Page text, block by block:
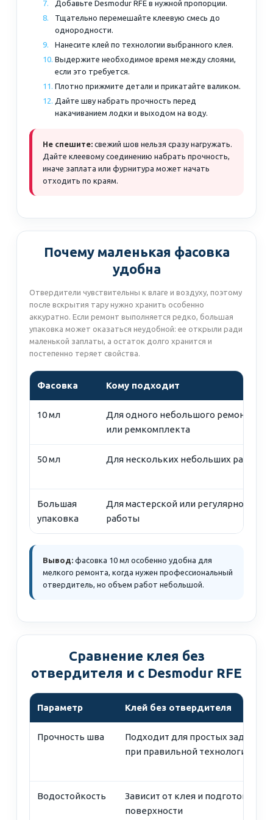
Добавьте Desmodur RFE в нужной пропорции.
Тщательно перемешайте клеевую смесь до
однородности.
Нанесите клей по технологии выбранного клея.
Выдержите необходимое время между слоями,
если это требуется.
Плотно прижмите детали и прикатайте валиком.
Дайте шву набрать прочность перед
накачиванием лодки и выходом на воду.
Не спешите: свежий шов нельзя сразу нагружать.
Дайте клеевому соединению набрать прочность,
иначе заплата или фурнитура может начать
отходить по краям.
Почему маленькая фасовка
удобна
Отвердители чувствительны к влаге и воздуху, поэтому
после вскрытия тару нужно хранить особенно
аккуратно. Если ремонт выполняется редко, большая
упаковка может оказаться неудобной: ее открыли ради
маленькой заплаты, а остаток долго хранится и
постепенно теряет свойства.
Фасовка Кому подходит
10 мл
Для одного небольшого ремонта
или ремкомплекта
50 мл Для нескольких небольших работ
Большая
упаковка
Для мастерской или регулярной
работы
Вывод: фасовка 10 мл особенно удобна для
мелкого ремонта, когда нужен профессиональный
отвердитель, но объем работ небольшой.
Сравнение клея без
отвердителя и с Desmodur RFE
Параметр Клей без отвердителя
Прочность шва
Подходит для простых задач
при правильной технологии
Водостойкость
Зависит от клея и подготовки
поверхности